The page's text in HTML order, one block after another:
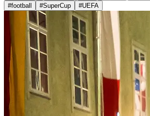
#football #SuperCup #UEFA